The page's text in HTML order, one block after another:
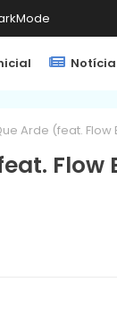
Arde (feat.